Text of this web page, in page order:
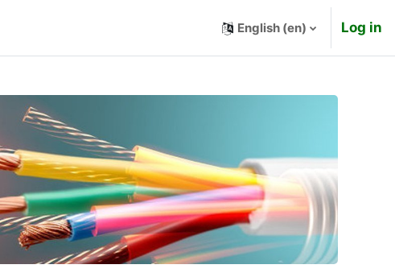
English ‎(en)‎ Log in